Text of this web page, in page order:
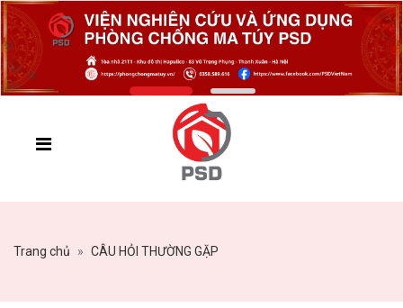
Trang chủ CÂU HỎI THƯỜNG GẶP